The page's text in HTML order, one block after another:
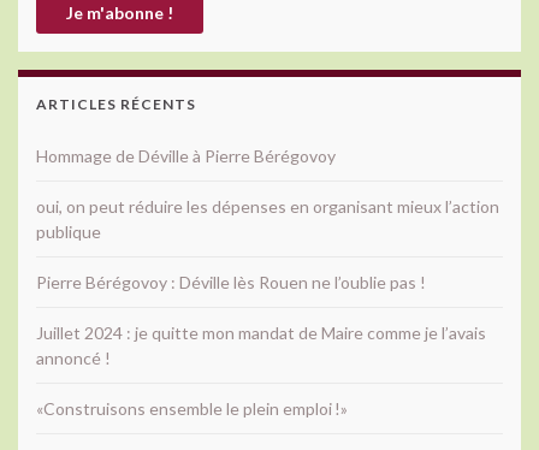
ARTICLES RÉCENTS
Hommage de Déville à Pierre Bérégovoy
oui, on peut réduire les dépenses en organisant mieux l’action
publique
Pierre Bérégovoy : Déville lès Rouen ne l’oublie pas !
Juillet 2024 : je quitte mon mandat de Maire comme je l’avais
annoncé !
«Construisons ensemble le plein emploi !»